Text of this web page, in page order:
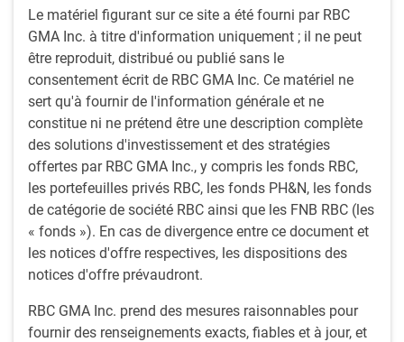
Le matériel figurant sur ce site a été fourni par RBC
GMA Inc. à titre d'information uniquement ; il ne peut
être reproduit, distribué ou publié sans le
consentement écrit de RBC GMA Inc. Ce matériel ne
sert qu'à fournir de l'information générale et ne
constitue ni ne prétend être une description complète
des solutions d'investissement et des stratégies
offertes par RBC GMA Inc., y compris les fonds RBC,
les portefeuilles privés RBC, les fonds PH&N, les fonds
de catégorie de société RBC ainsi que les FNB RBC (les
« fonds »). En cas de divergence entre ce document et
les notices d'offre respectives, les dispositions des
notices d'offre prévaudront.
RBC GMA Inc. prend des mesures raisonnables pour
fournir des renseignements exacts, fiables et à jour, et
En savoir plus
Actualités boursières instantanées